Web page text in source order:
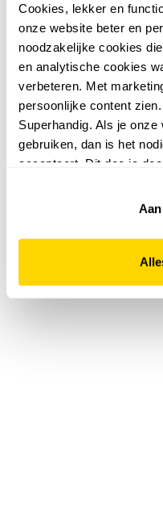
Cookies, lekker en
onze website beter en
noodzakelijke cookies
en analytische cookies
verbeteren. Met
persoonlijke content
Superhandig. Als je
gebruiken, dan is het
accepteert. Dit doe je
website niet optimaal